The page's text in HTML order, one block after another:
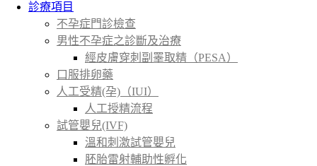
診療項目
不孕症門診檢查
男性不孕症之診斷及治療
經皮膚穿刺副睪取精（PESA）
口服排卵藥
人工受精(孕)（IUI）
人工授精流程
試管嬰兒(IVF)
溫和刺激試管嬰兒
胚胎雷射輔助性孵化